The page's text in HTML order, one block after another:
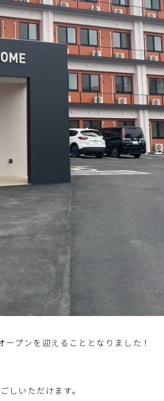
プンを迎えることとなりました！
しいただけます。